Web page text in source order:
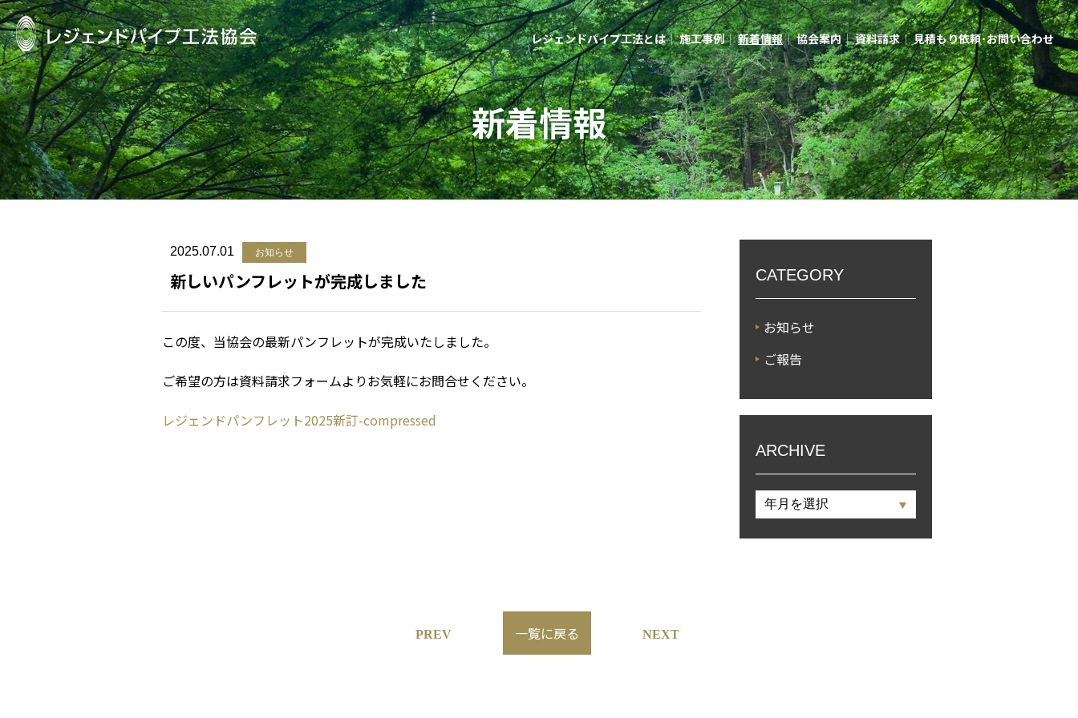
レジェンドパイプ工法とは｜施工事例｜新着情報｜協会案内｜資料請求｜見積もり依頼･お問い合わせ
レジェンドパイプ工法とは｜施工事例｜新着情報｜協会案内｜資料請求｜見積もり依頼･お問い合わせ
新着情報
2025.07.01 お知らせ
新しいパンフレットが完成しました
この度、当協会の最新パンフレットが完成いたしました。
ご希望の方は資料請求フォームよりお気軽にお問合せください。
レジェンドパンフレット2025新訂-compressed
CATEGORY
お知らせ
ご報告
ARCHIVE
PREV 一覧に戻る NEXT